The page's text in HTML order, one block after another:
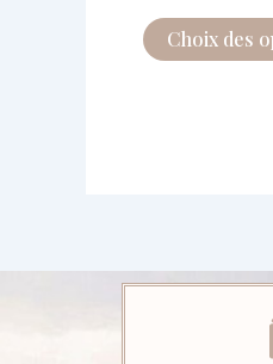
Choix des